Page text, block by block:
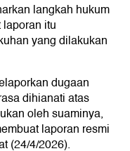
langkah hukum
itu
yang dilakukan
dugaan
dihianati atas
oleh suaminya,
laporan resmi
(24/4/2026).